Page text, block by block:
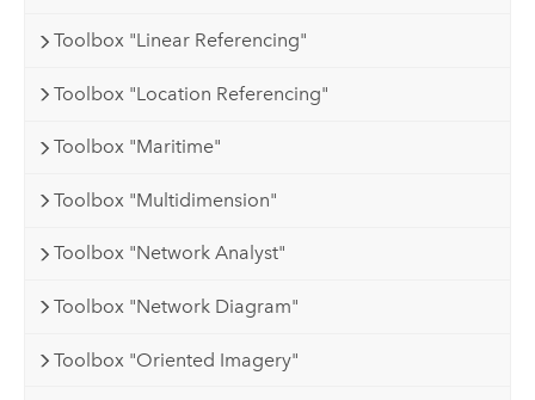
Toolbox "Linear Referencing"
Toolbox "Location Referencing"
Toolbox "Maritime"
Toolbox "Multidimension"
Toolbox "Network Analyst"
Toolbox "Network Diagram"
Toolbox "Oriented Imagery"